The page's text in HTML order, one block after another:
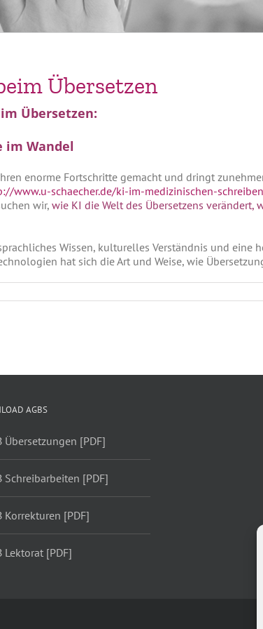
Übersetzen
Übersetzen:
im Wandel
enorme Fortschritte gemacht und dringt
www.u-schaecher.de/ki-im-medizinischen-
wir, wie KI die Welt des Übersetzens
Wissen, kulturelles Verständnis und
hat sich die Art und Weise, wie
AGBS
Übersetzungen [PDF]
Schreibarbeiten [PDF]
Korrekturen [PDF]
Lektorat [PDF]